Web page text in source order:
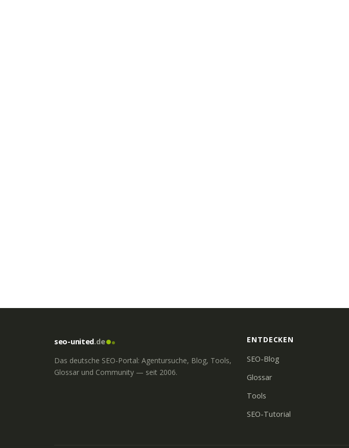
seo-united.de
Das deutsche SEO-Portal: Agentursuche, Blog, Tools,
Glossar und Community — seit 2006.
ENTDECKEN
SEO-Blog
Glossar
Tools
SEO-Tutorial